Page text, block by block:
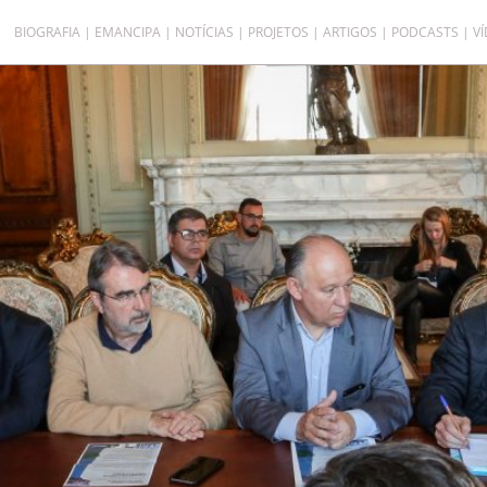
BIOGRAFIA EMANCIPA NOTÍCIAS PROJETOS ARTIGOS PODCASTS